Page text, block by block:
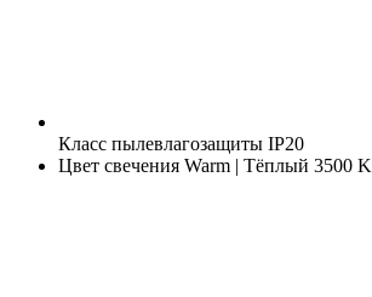
Класс пылевлагозащиты IP20
Цвет свечения Warm | Тёплый 3500 K